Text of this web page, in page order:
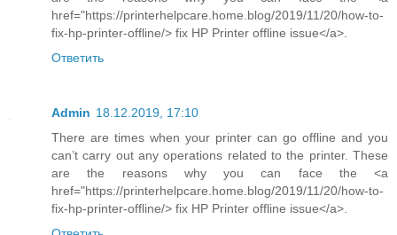
href="https://printerhelpcare.home.blog/2019/11/20/how-to-
fix-hp-printer-offline/> fix HP Printer offline issue</a>.
Ответить
Admin 18.12.2019, 17:10
There are times when your printer can go offline and you
can’t carry out any operations related to the printer. These
are the reasons why you can face the <a
href="https://printerhelpcare.home.blog/2019/11/20/how-to-
fix-hp-printer-offline/> fix HP Printer offline issue</a>.